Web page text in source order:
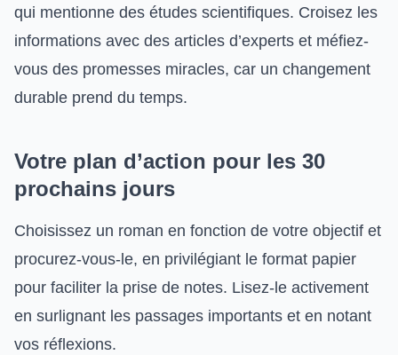
qui mentionne des études scientifiques. Croisez les
informations avec des articles d’experts et méfiez-
vous des promesses miracles, car un changement
durable prend du temps.
Votre plan d’action pour les 30
prochains jours
Choisissez un roman en fonction de votre objectif et
procurez-vous-le, en privilégiant le format papier
pour faciliter la prise de notes. Lisez-le activement
en surlignant les passages importants et en notant
vos réflexions.